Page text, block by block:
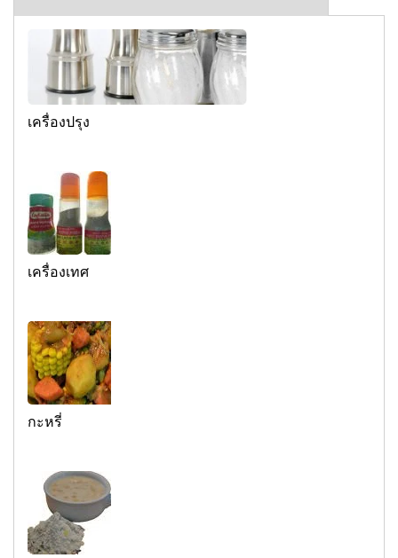
เครื่องปรุง
เครื่องเทศ
กะหรี่